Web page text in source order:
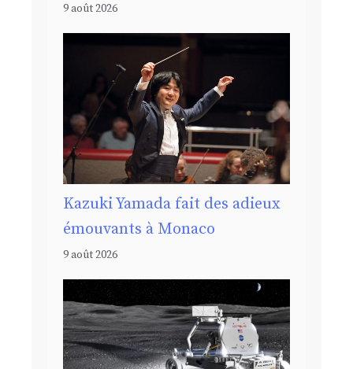
9 août 2026
Kazuki Yamada fait des adieux
émouvants à Monaco
9 août 2026